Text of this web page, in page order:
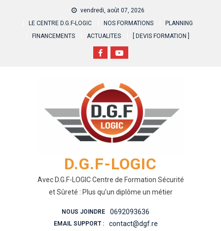
vendredi, août 07, 2026
LE CENTRE D.G.F-LOGIC
NOS FORMATIONS
PLANNING
FINANCEMENTS
ACTUALITES [ DEVIS FORMATION ]
D.G.F-LOGIC
Avec D.G.F-LOGIC Centre de Formation Sécurité
et Sûreté : Plus qu'un diplôme un métier
NOUS JOINDRE 0692093636
EMAIL SUPPORT : contact@dgf.re